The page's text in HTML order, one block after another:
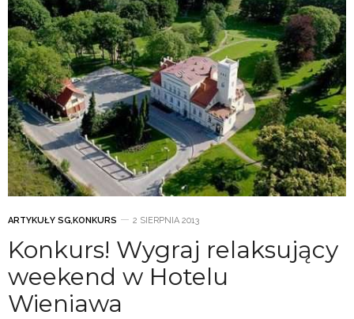
ARTYKUŁY SG,KONKURS 2 SIERPNIA 2013
Konkurs! Wygraj relaksujący
weekend w Hotelu
Wieniawa